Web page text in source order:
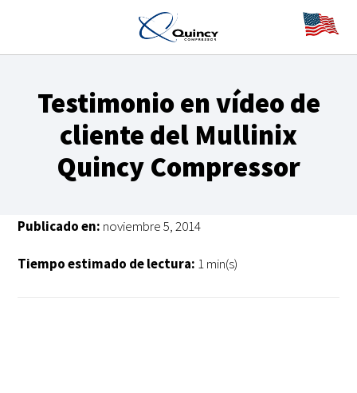
Testimonio en vídeo de
cliente del Mullinix
Quincy Compressor
Publicado en: noviembre 5, 2014
Tiempo estimado de lectura: 1 min(s)